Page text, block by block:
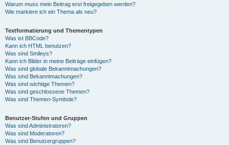
Warum muss mein Beitrag erst freigegeben werden?
Wie markiere ich ein Thema als neu?
Textformatierung und Thementypen
Was ist BBCode?
Kann ich HTML benutzen?
Was sind Smileys?
Kann ich Bilder in meine Beiträge einfügen?
Was sind globale Bekanntmachungen?
Was sind Bekanntmachungen?
Was sind wichtige Themen?
Was sind geschlossene Themen?
Was sind Themen-Symbole?
Benutzer-Stufen und Gruppen
Was sind Administratoren?
Was sind Moderatoren?
Was sind Benutzergruppen?